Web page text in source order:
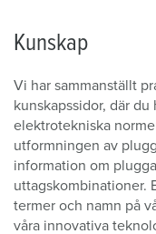
Kunskap
Vi har sammanställt
kunskapssidor, där
elektrotekniska
utformningen av
information om
uttagskombinationer.
termer och namn på
våra innovativa